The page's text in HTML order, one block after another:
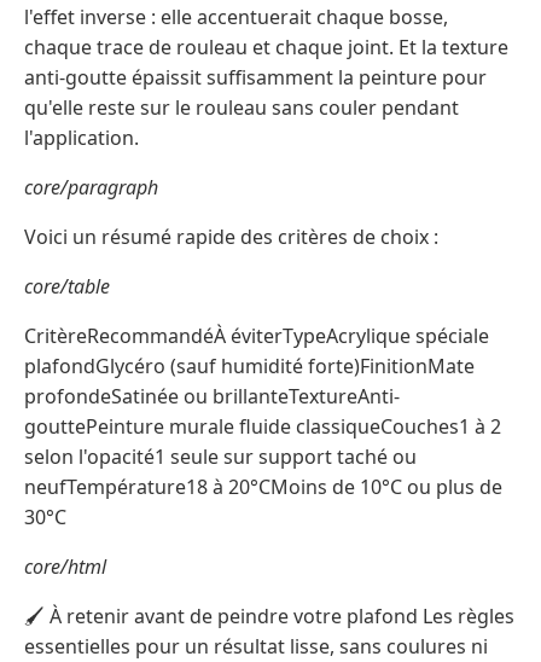
l'effet inverse : elle accentuerait chaque bosse,
chaque trace de rouleau et chaque joint. Et la texture
anti-goutte épaissit suffisamment la peinture pour
qu'elle reste sur le rouleau sans couler pendant
l'application.
core/paragraph
Voici un résumé rapide des critères de choix :
core/table
CritèreRecommandéÀ éviterTypeAcrylique spéciale
plafondGlycéro (sauf humidité forte)FinitionMate
profondeSatinée ou brillanteTextureAnti-
gouttePeinture murale fluide classiqueCouches1 à 2
selon l'opacité1 seule sur support taché ou
neufTempérature18 à 20°CMoins de 10°C ou plus de
30°C
core/html
🖌️ À retenir avant de peindre votre plafond Les règles
essentielles pour un résultat lisse, sans coulures ni